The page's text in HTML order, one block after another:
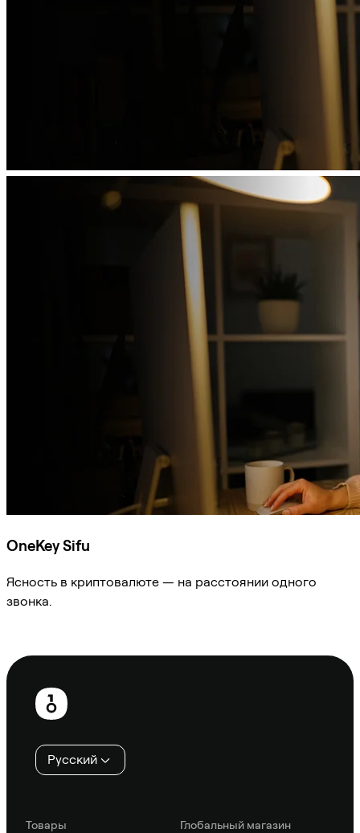
OneKey Sifu
Ясность в криптовалюте — на расстоянии одного
звонка.
Нижний
колонтитул
Русский
Товары
Глобальный магазин